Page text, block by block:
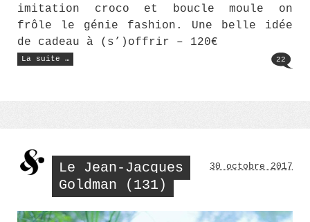
imitation croco et boucle moule on
frôle le génie fashion. Une belle idée
de cadeau à (s’)offrir – 120€
La suite …
« Le
Jean-
22
Le Jean-Jacques
Goldman (131)
30 octobre 2017